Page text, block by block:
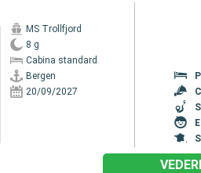
MS Trollfjord
8 g
Cabina standard
Bergen
20/09/2027